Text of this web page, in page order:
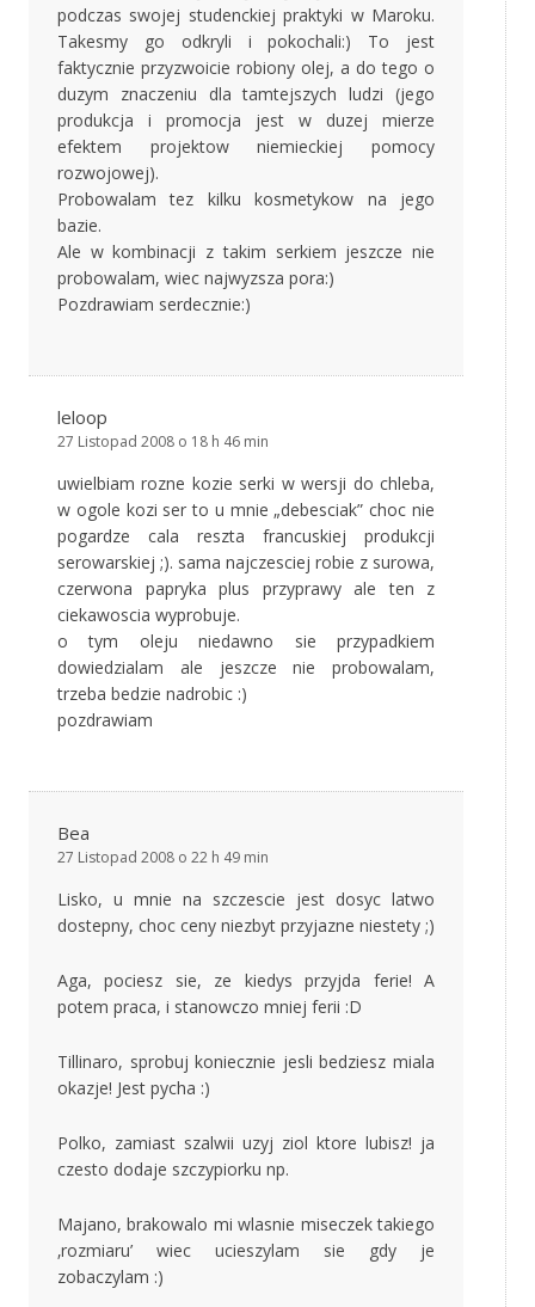
podczas swojej studenckiej praktyki w Maroku.
Takesmy go odkryli i pokochali:) To jest
faktycznie przyzwoicie robiony olej, a do tego o
duzym znaczeniu dla tamtejszych ludzi (jego
produkcja i promocja jest w duzej mierze
efektem projektow niemieckiej pomocy
rozwojowej).
Probowalam tez kilku kosmetykow na jego
bazie.
Ale w kombinacji z takim serkiem jeszcze nie
probowalam, wiec najwyzsza pora:)
Pozdrawiam serdecznie:)
leloop
27 Listopad 2008 o 18 h 46 min
uwielbiam rozne kozie serki w wersji do chleba,
w ogole kozi ser to u mnie „debesciak” choc nie
pogardze cala reszta francuskiej produkcji
serowarskiej ;). sama najczesciej robie z surowa,
czerwona papryka plus przyprawy ale ten z
ciekawoscia wyprobuje.
o tym oleju niedawno sie przypadkiem
dowiedzialam ale jeszcze nie probowalam,
trzeba bedzie nadrobic :)
pozdrawiam
Bea
27 Listopad 2008 o 22 h 49 min
Lisko, u mnie na szczescie jest dosyc latwo
dostepny, choc ceny niezbyt przyjazne niestety ;)
Aga, pociesz sie, ze kiedys przyjda ferie! A
potem praca, i stanowczo mniej ferii :D
Tillinaro, sprobuj koniecznie jesli bedziesz miala
okazje! Jest pycha :)
Polko, zamiast szalwii uzyj ziol ktore lubisz! ja
czesto dodaje szczypiorku np.
Majano, brakowalo mi wlasnie miseczek takiego
‚rozmiaru’ wiec ucieszylam sie gdy je
zobaczylam :)